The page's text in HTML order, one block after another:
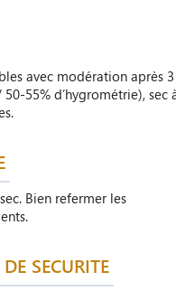
avec modération après
50-55% d’hygrométrie),
Bien refermer les
SECURITE